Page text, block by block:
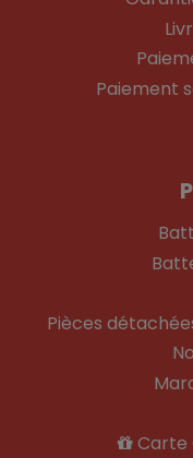
Paiement
Pièces
Carte